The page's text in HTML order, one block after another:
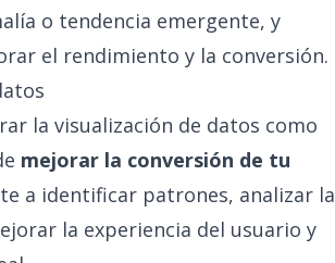
o tendencia emergente, y
el rendimiento y la conversión.
la visualización de datos como
mejorar la conversión de tu
a identificar patrones, analizar la
la experiencia del usuario y